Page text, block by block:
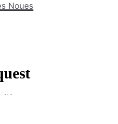
Noues